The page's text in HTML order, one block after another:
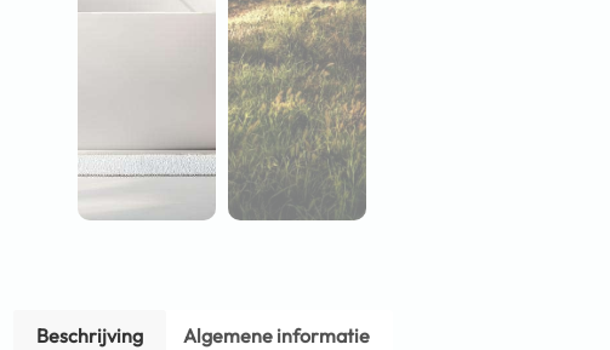
Beschrijving Algemene informatie